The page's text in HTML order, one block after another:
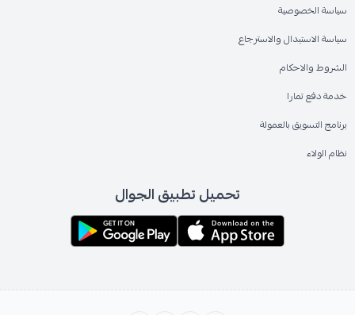
سياسة الخصوصية
سياسة الاستبدال والاسترجاع
الشروط والاحكام
خدمة دفع تمارا
برنامج التسويق بالعمولة
نظام الولاء
تحميل تطبيق الجوال